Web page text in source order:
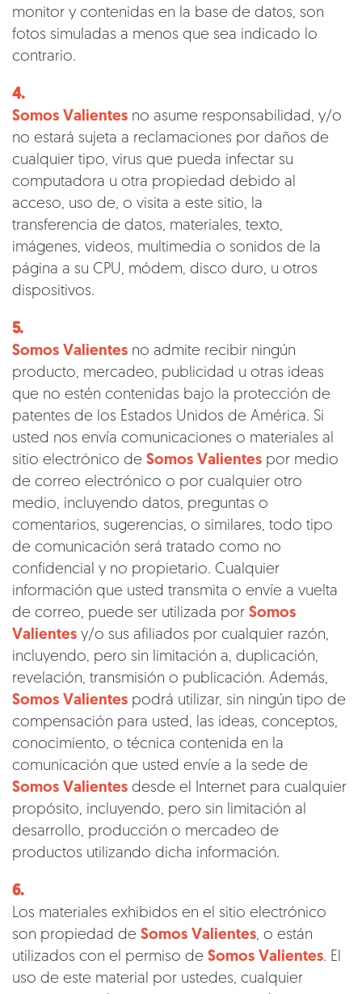
monitor y contenidas en la base de datos, son
fotos simuladas a menos que sea indicado lo
contrario.
4.
Somos Valientes no asume responsabilidad, y/o
no estará sujeta a reclamaciones por daños de
cualquier tipo, virus que pueda infectar su
computadora u otra propiedad debido al
acceso, uso de, o visita a este sitio, la
transferencia de datos, materiales, texto,
imágenes, videos, multimedia o sonidos de la
página a su CPU, módem, disco duro, u otros
dispositivos.
5.
Somos Valientes no admite recibir ningún
producto, mercadeo, publicidad u otras ideas
que no estén contenidas bajo la protección de
patentes de los Estados Unidos de América. Si
usted nos envía comunicaciones o materiales al
sitio electrónico de Somos Valientes por medio
de correo electrónico o por cualquier otro
medio, incluyendo datos, preguntas o
comentarios, sugerencias, o similares, todo tipo
de comunicación será tratado como no
confidencial y no propietario. Cualquier
información que usted transmita o envíe a vuelta
de correo, puede ser utilizada por Somos
Valientes y/o sus afiliados por cualquier razón,
incluyendo, pero sin limitación a, duplicación,
revelación, transmisión o publicación. Además,
Somos Valientes podrá utilizar, sin ningún tipo de
compensación para usted, las ideas, conceptos,
conocimiento, o técnica contenida en la
comunicación que usted envíe a la sede de
Somos Valientes desde el Internet para cualquier
propósito, incluyendo, pero sin limitación al
desarrollo, producción o mercadeo de
productos utilizando dicha información.
6.
Los materiales exhibidos en el sitio electrónico
son propiedad de Somos Valientes, o están
utilizados con el permiso de Somos Valientes. El
uso de este material por ustedes, cualquier